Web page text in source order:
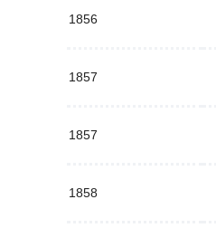
1856
1857
1857
1858